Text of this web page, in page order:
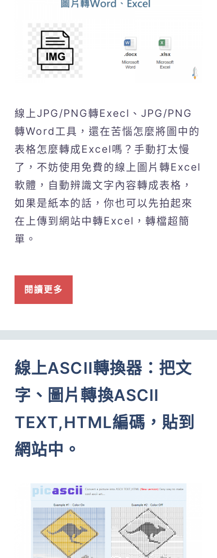
線上JPG/PNG轉Execl、JPG/PNG
轉Word工具，還在苦惱怎麼將圖中的
表格怎麼轉成Excel嗎？手動打太慢
了，不妨使用免費的線上圖片轉Excel
軟體，自動辨識文字內容轉成表格，
如果是紙本的話，你也可以先拍起來
在上傳到網站中轉Excel，轉檔超簡
單。
閱讀更多
線上ASCII轉換器：把文
字、圖片轉換ASCII
TEXT,HTML編碼，貼到
網站中。